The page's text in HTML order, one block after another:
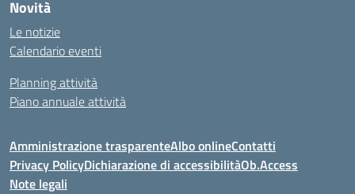
Novità
Le notizie
Calendario eventi
Planning attività
Piano annuale attività
Amministrazione trasparenteAlbo onlineContatti
Privacy PolicyDichiarazione di accessibilitàOb.Access
Note legali